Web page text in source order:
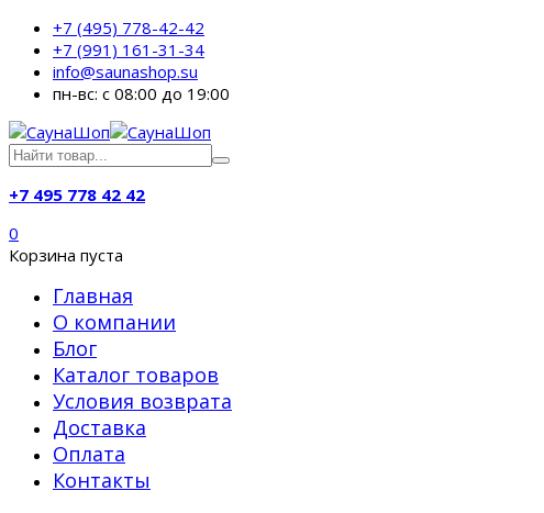
+7 (495) 778-42-42
+7 (991) 161-31-34
info@saunashop.su
пн-вс: с 08:00 до 19:00
+7 495 778 42 42
0
Корзина пуста
Главная
О компании
Блог
Каталог товаров
Условия возврата
Доставка
Оплата
Контакты